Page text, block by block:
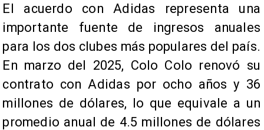
El acuerdo con Adidas representa una
importante fuente de ingresos anuales
para los dos clubes más populares del país.
En marzo del 2025, Colo Colo renovó su
contrato con Adidas por ocho años y 36
millones de dólares, lo que equivale a un
promedio anual de 4.5 millones de dólares